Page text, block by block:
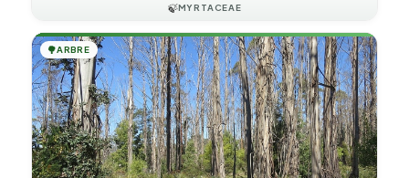
🍃MYRTACEAE
🌳ARBRE